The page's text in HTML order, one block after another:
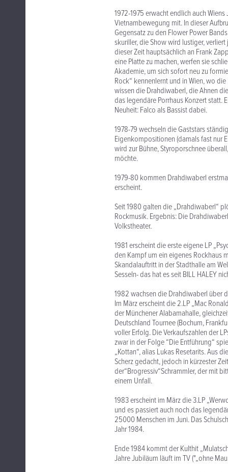
1972-1975 erwacht endlich auch
Vietnambewegung mit. In dieser
Gegensatz zu den Flower Power
skuriller, die Show wird lustiger,
dieser Zeit hauptsächlich an Frank
eine Platte zu machen, werfen sie
Akademie, um sich sofort neu zu
Rock“ kennenlernt und in Wien, wo
wissen die Drahdiwaberl, die Ahnen
das legendäre Porrhaus Konzert statt.
Neuheit: Falco als Bassist dabei.
1978-79 wechseln die Gaststars
Eigenkompositionen (damals fast nur
wird zur Bühne, Styroporschnee
möchte.
1979-80 kommen Drahdiwaberl
erscheint.
Seit 1980 galten die „Drahdiwaberl“
Rockmusik. Ergebnis: Die
Volkstheater.
1981 erscheint die erste eigene LP
den Kampf um ein eigenes Rockhaus
Skandalauftritt in der Stadthalle am
Sesseln- das hat es seit BILL HALEY
1982 wachsen die Drahdiwaberl über
Im März erscheint die 2.LP „Mac
der Münchener Alabamahalle,
Deutschland Tournee (Bochum,
voller Erfolg. Die Verkaufszahlen der
zwar in der Folge “Die Entführung“
„Kottan“, alias Lukas Resetarits. Aus
Scherz gedacht, jedoch in kürzester
der“Brogressiv“Schrammler, der mit
einem Unfall.
1983 erscheint im März die 3.LP
und es passiert auch noch das
25000 Menschen im Juni. Das
Jahr 1984.
Ende 1984 kommt der Kulthit
Jahre Jubiläum läuft im TV ("„ohne